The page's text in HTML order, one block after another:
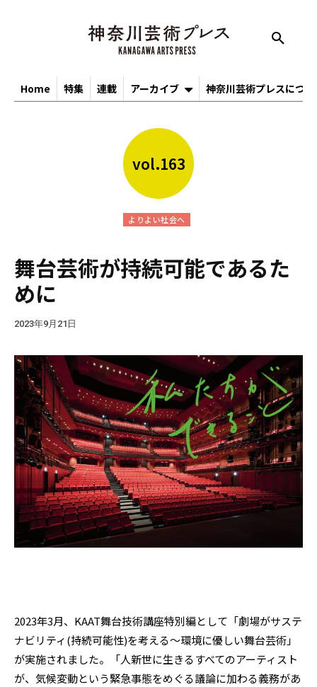
Home 特集 連載 アーカイブ 神奈川芸術プレスについ
vol.163
よりよい社会へ
舞台芸術が持続可能であるた
めに
2023年9月21日
2023年3月、KAAT舞台技術講座特別編として「劇場がサステ
ナビリティ(持続可能性)を考える〜環境に優しい舞台芸術」
が実施されました。「人新世に生きるすべてのアーティスト
が、気候変動という緊急事態をめぐる議論に加わる義務があ